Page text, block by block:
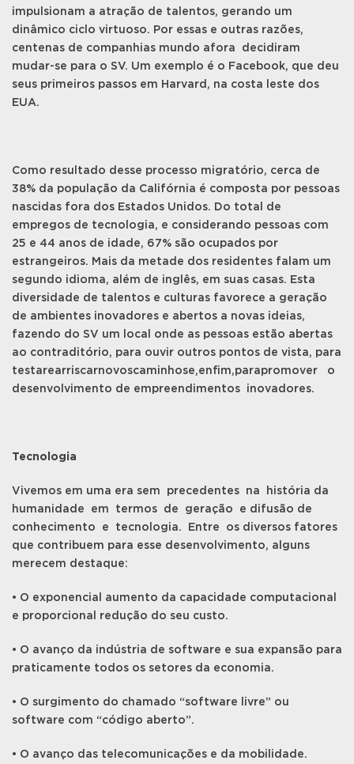
impulsionam a atração de talentos, gerando um
dinâmico ciclo virtuoso. Por essas e outras razões,
centenas de companhias mundo afora decidiram
mudar-se para o SV. Um exemplo é o Facebook, que deu
seus primeiros passos em Harvard, na costa leste dos
EUA.
Como resultado desse processo migratório, cerca de
38% da população da Califórnia é composta por pessoas
nascidas fora dos Estados Unidos. Do total de
empregos de tecnologia, e considerando pessoas com
25 e 44 anos de idade, 67% são ocupados por
estrangeiros. Mais da metade dos residentes falam um
segundo idioma, além de inglês, em suas casas. Esta
diversidade de talentos e culturas favorece a geração
de ambientes inovadores e abertos a novas ideias,
fazendo do SV um local onde as pessoas estão abertas
ao contraditório, para ouvir outros pontos de vista, para
testarearriscarnovoscaminhose,enfim,parapromover o
desenvolvimento de empreendimentos inovadores.
Tecnologia
Vivemos em uma era sem precedentes na história da
humanidade em termos de geração e difusão de
conhecimento e tecnologia. Entre os diversos fatores
que contribuem para esse desenvolvimento, alguns
merecem destaque:
• O exponencial aumento da capacidade computacional
e proporcional redução do seu custo.
• O avanço da indústria de software e sua expansão para
praticamente todos os setores da economia.
• O surgimento do chamado “software livre” ou
software com “código aberto”.
• O avanço das telecomunicações e da mobilidade.